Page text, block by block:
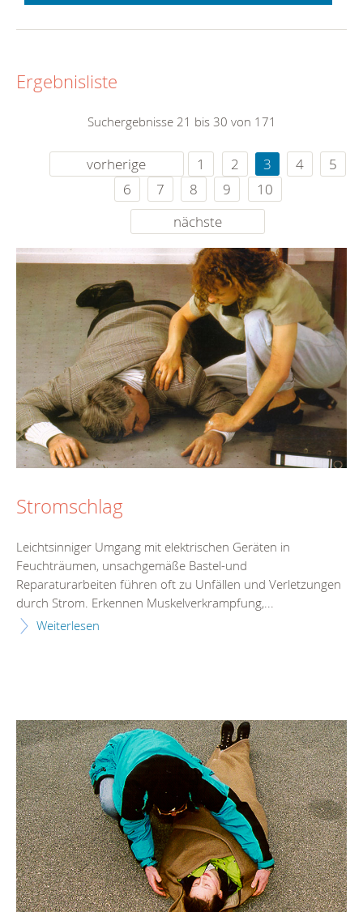
Ergebnisliste
Suchergebnisse 21 bis 30 von 171
vorherige 1 2 3 4
5
6
7 8 9
10
nächste
Stromschlag
Leichtsinniger Umgang mit elektrischen Geräten in
Feuchträumen, unsachgemäße Bastel-und
Reparaturarbeiten führen oft zu Unfällen und Verletzungen
durch Strom. Erkennen Muskelverkrampfung,...
Weiterlesen